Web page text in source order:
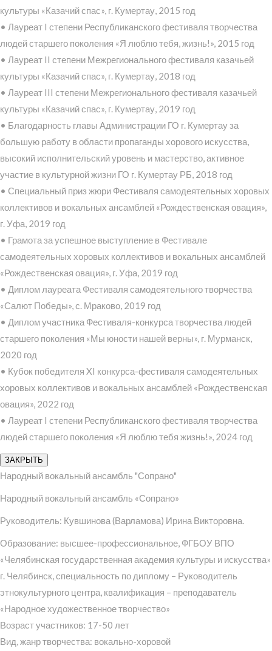
культуры «Казачий спас», г. Кумертау, 2015 год
• Лауреат I степени Республиканского фестиваля творчества
людей старшего поколения «Я люблю тебя, жизнь!», 2015 год
• Лауреат II степени Межрегионального фестиваля казачьей
культуры «Казачий спас», г. Кумертау, 2018 год
• Лауреат III степени Межрегионального фестиваля казачьей
культуры «Казачий спас», г. Кумертау, 2019 год
• Благодарность главы Администрации ГО г. Кумертау за
большую работу в области пропаганды хорового искусства,
высокий исполнительский уровень и мастерство, активное
участие в культурной жизни ГО г. Кумертау РБ, 2018 год
• Специальный приз жюри Фестиваля самодеятельных хоровых
коллективов и вокальных ансамблей «Рождественская овация»,
г. Уфа, 2019 год
• Грамота за успешное выступление в Фестивале
самодеятельных хоровых коллективов и вокальных ансамблей
«Рождественская овация», г. Уфа, 2019 год
• Диплом лауреата Фестиваля самодеятельного творчества
«Салют Победы», с. Мраково, 2019 год
• Диплом участника Фестиваля-конкурса творчества людей
старшего поколения «Мы юности нашей верны», г. Мурманск,
2020 год
• Кубок победителя XI конкурса-фестиваля самодеятельных
хоровых коллективов и вокальных ансамблей «Рождественская
овация», 2022 год
• Лауреат I степени Республиканского фестиваля творчества
людей старшего поколения «Я люблю тебя жизнь!», 2024 год
ЗАКРЫТЬ
Народный вокальный ансамбль "Сопрано"
Народный вокальный ансамбль «Сопрано»
Руководитель: Кувшинова (Варламова) Ирина Викторовна.
Образование: высшее-профессиональное, ФГБОУ ВПО
«Челябинская государственная академия культуры и искусства»
г. Челябинск, специальность по диплому – Руководитель
этнокультурного центра, квалификация – преподаватель
«Народное художественное творчество»
Возраст участников: 17-50 лет
Вид, жанр творчества: вокально-хоровой